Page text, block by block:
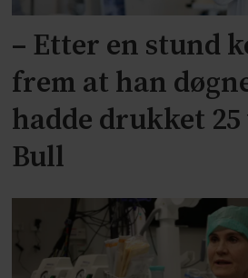
– Etter en stund
frem at han
hadde drukket 25
Bull